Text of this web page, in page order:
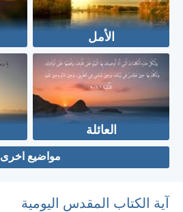
الأمل
العائلة
مواضيع اخرى
آية الكتاب المقدس اليومية